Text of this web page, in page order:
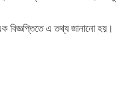
বিজ্ঞপ্তিতে এ তথ্য জানানো হয়।